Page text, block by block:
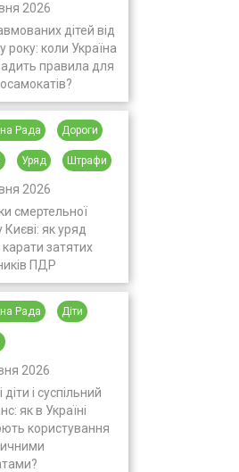
2026
дітей від
року: коли Україна
правила для
Рада Дороги
Уряд Штрафи
2026
смертельної
Києві: як уряд
затятих
ПДР
Рада Діти
2026
діти і суспільний
як в Україні
користування